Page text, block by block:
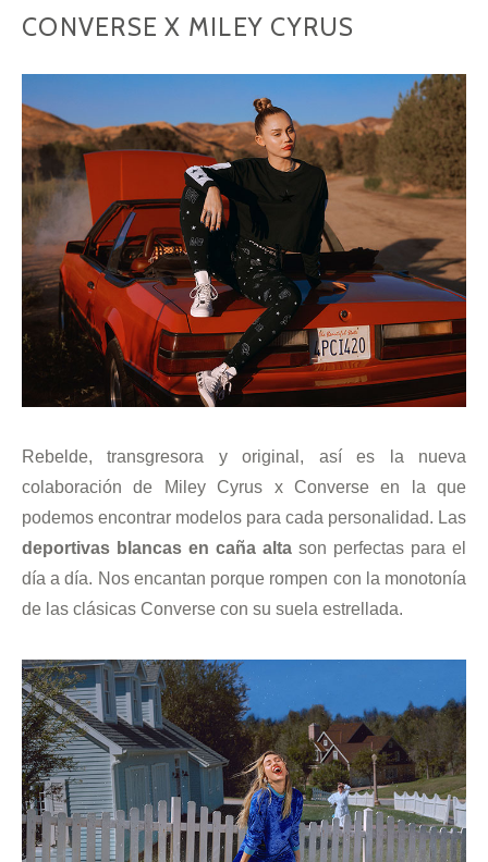
CONVERSE X MILEY CYRUS
Rebelde, transgresora y original, así es la nueva
colaboración de Miley Cyrus x Converse en la que
podemos encontrar modelos para cada personalidad. Las
deportivas blancas en caña alta son perfectas para el
día a día. Nos encantan porque rompen con la monotonía
de las clásicas Converse con su suela estrellada.